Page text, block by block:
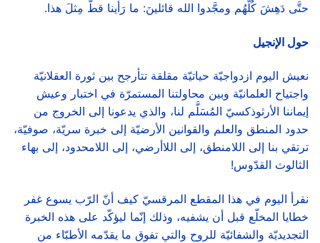
حتَّى دَهِشَ كُلُّهُم ومجَّدوا الله قائلينَ: ما رَأينا قطُّ مِثلَ هذا.
حول الإنجيل
نعيش اليوم ازدواجيّة حياتيّة مقلقة تتأرجح بين ثورة العقلانيّة
واجتياح العلمانيّة وبين محاولتنا المستمرّة في اختبار وعيش
إيماننا الأرثوذكسيّ المُسَلَّم لنا، والذي يدعونا إلى الخروج من
حدود المنطق والعلم والقوانين الأرضيّة إلى خبرة سريّة، صوفيّة،
ترتقي بنا إلى اللامنطق، إلى اللاأرضي، إلى اللامحدود، إلى بهاء
الثالوث القدّوس!
نقرأ اليوم في هذا المقطع المرقسيّ كيف أنّ الرّب يسوع غفر
خطايا المخلّع قبل أن يشفيه، وذلك إنّما ليؤكّد على هذه الخبرة
التجديديّة والشفائيّة للروح والتي تفوق ما يقدّمه الأطبّاء من